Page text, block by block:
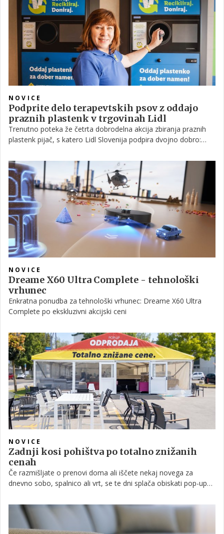
NOVICE
Podprite delo terapevtskih psov z oddajo
praznih plastenk v trgovinah Lidl
Trenutno poteka že četrta dobrodelna akcija zbiranja praznih
plastenk pijač, s katero Lidl Slovenija podpira dvojno dobro:
NOVICE
Dreame X60 Ultra Complete - tehnološki
vrhunec
Enkratna ponudba za tehnološki vrhunec: Dreame X60 Ultra
Complete po ekskluzivni akcijski ceni
NOVICE
Zadnji kosi pohištva po totalno znižanih
cenah
Če razmišljate o prenovi doma ali iščete nekaj novega za
dnevno sobo, spalnico ali vrt, se te dni splača obiskati pop-up
Ljubljana. Na enem mestu je na voljo več kot 1.000 izdelkov po
totalno znižanih cenah.